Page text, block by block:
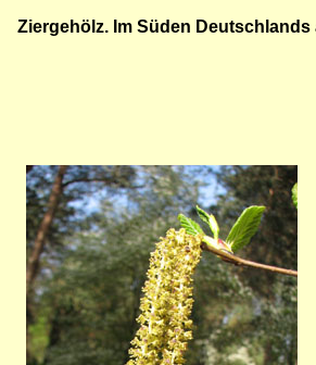
Ziergehölz. Im Süden
Bild